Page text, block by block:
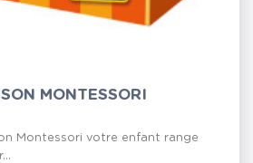
MONTESSORI
Montessori votre enfant range